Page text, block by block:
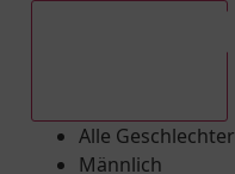
Alle Geschlechter
Männlich